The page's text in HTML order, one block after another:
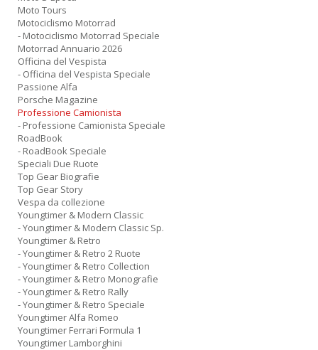
Moto Tours
Motociclismo Motorrad
- Motociclismo Motorrad Speciale
Motorrad Annuario 2026
Officina del Vespista
- Officina del Vespista Speciale
Passione Alfa
Porsche Magazine
Professione Camionista
- Professione Camionista Speciale
RoadBook
- RoadBook Speciale
Speciali Due Ruote
Top Gear Biografie
Top Gear Story
Vespa da collezione
Youngtimer & Modern Classic
- Youngtimer & Modern Classic Sp.
Youngtimer & Retro
- Youngtimer & Retro 2 Ruote
- Youngtimer & Retro Collection
- Youngtimer & Retro Monografie
- Youngtimer & Retro Rally
- Youngtimer & Retro Speciale
Youngtimer Alfa Romeo
Youngtimer Ferrari Formula 1
Youngtimer Lamborghini